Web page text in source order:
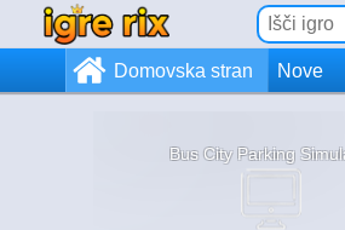
Domovska stran Nove
Bus City Parking